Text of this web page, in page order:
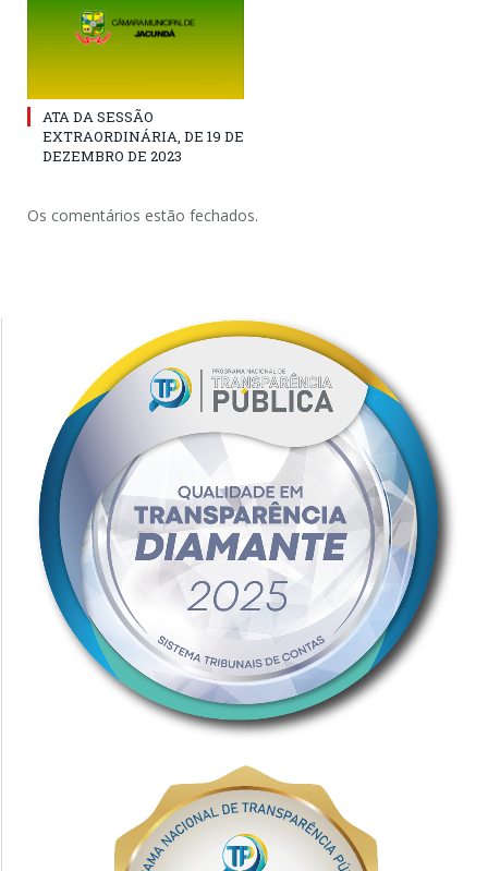
ATA DA SESSÃO
EXTRAORDINÁRIA, DE 19 DE
DEZEMBRO DE 2023
Os comentários estão fechados.